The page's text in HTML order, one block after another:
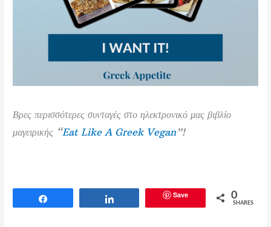
Βρες περισσότερες συνταγές στο ηλεκτρονικό μας βιβλίο
μαγειρικής “Eat Like A Greek Vegan”!
Save 0
SHARES